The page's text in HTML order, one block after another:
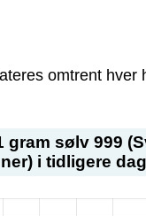
omtrent hver
gram sølv 999
i tidligere